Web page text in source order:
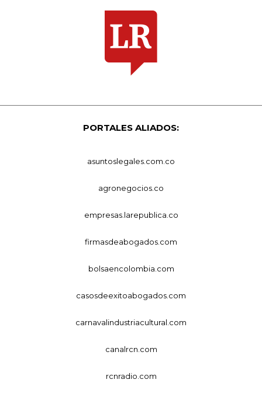
PORTALES ALIADOS:
asuntoslegales.com.co
agronegocios.co
empresas.larepublica.co
firmasdeabogados.com
bolsaencolombia.com
casosdeexitoabogados.com
carnavalindustriacultural.com
canalrcn.com
rcnradio.com